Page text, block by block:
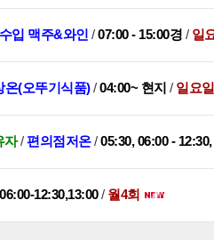
수입 맥주&와인 /07:00 - 15:00경 / 일
온(오뚜기식품)/04:00~ 현지 / 일요일
자/편의점저온/05:30, 06:00 -
06:00-12:30,13:00/ 월4회